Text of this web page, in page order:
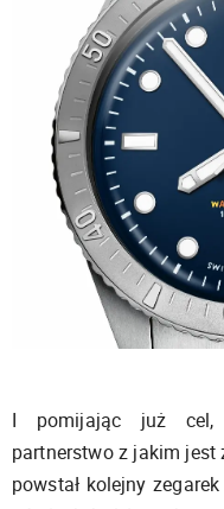
I pomijając już cel,
partnerstwo z jakim jest
powstał kolejny